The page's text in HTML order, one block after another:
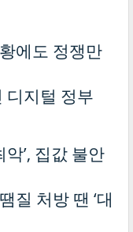
에도 정쟁만
디지털 정부
악’, 집값 불안
질 처방 땐 ‘대